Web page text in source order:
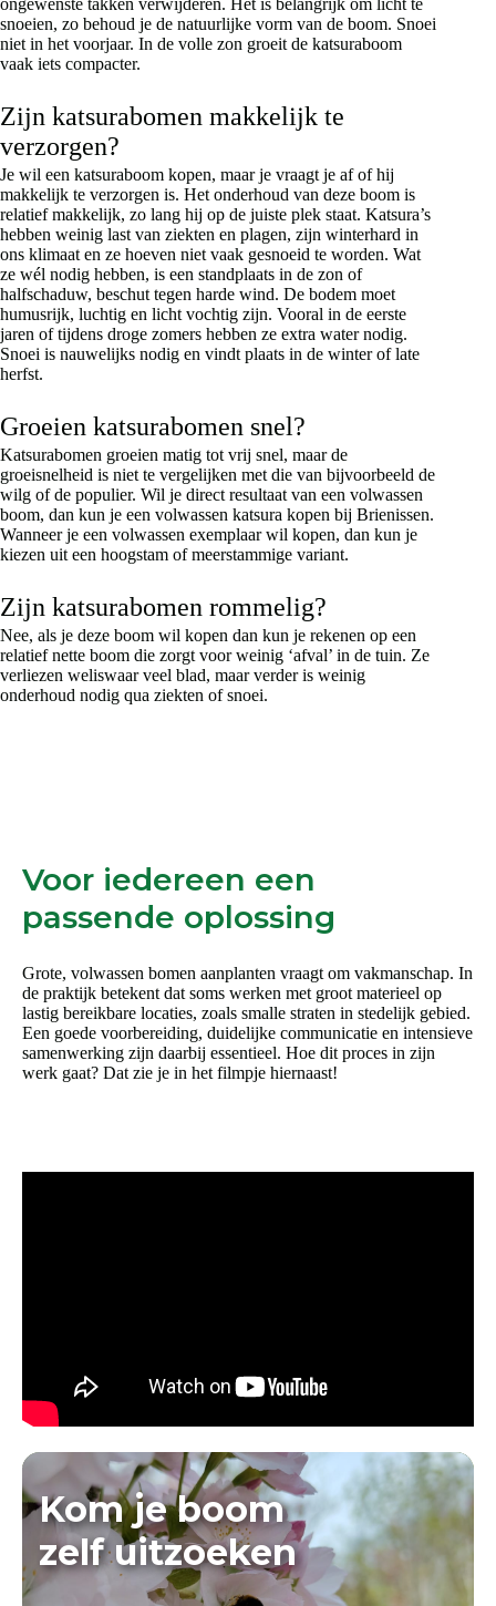
snoeien, zo behoud je de natuurlijke vorm van de boom. Snoei
niet in het voorjaar. In de volle zon groeit de katsuraboom
vaak iets compacter.
Zijn katsurabomen makkelijk te
verzorgen?
Je wil een katsuraboom kopen, maar je vraagt je af of hij
makkelijk te verzorgen is. Het onderhoud van deze boom is
relatief makkelijk, zo lang hij op de juiste plek staat. Katsura’s
hebben weinig last van ziekten en plagen, zijn winterhard in
ons klimaat en ze hoeven niet vaak gesnoeid te worden. Wat
ze wél nodig hebben, is een standplaats in de zon of
halfschaduw, beschut tegen harde wind. De bodem moet
humusrijk, luchtig en licht vochtig zijn. Vooral in de eerste
jaren of tijdens droge zomers hebben ze extra water nodig.
Snoei is nauwelijks nodig en vindt plaats in de winter of late
herfst.
Groeien katsurabomen snel?
Katsurabomen groeien matig tot vrij snel, maar de
groeisnelheid is niet te vergelijken met die van bijvoorbeeld de
wilg of de populier. Wil je direct resultaat van een volwassen
boom, dan kun je een volwassen katsura kopen bij Brienissen.
Wanneer je een volwassen exemplaar wil kopen, dan kun je
kiezen uit een hoogstam of meerstammige variant.
Zijn katsurabomen rommelig?
Nee, als je deze boom wil kopen dan kun je rekenen op een
relatief nette boom die zorgt voor weinig ‘afval’ in de tuin. Ze
verliezen weliswaar veel blad, maar verder is weinig
onderhoud nodig qua ziekten of snoei.
Voor iedereen een
passende oplossing
Grote, volwassen bomen aanplanten vraagt om vakmanschap. In
de praktijk betekent dat soms werken met groot materieel op
lastig bereikbare locaties, zoals smalle straten in stedelijk gebied.
Een goede voorbereiding, duidelijke communicatie en intensieve
samenwerking zijn daarbij essentieel. Hoe dit proces in zijn
werk gaat? Dat zie je in het filmpje hiernaast!
Kom je boom
zelf uitzoeken